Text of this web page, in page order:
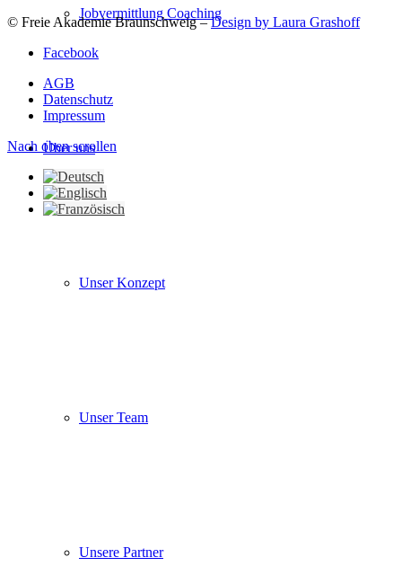
Jobvermittlung Coaching
Über uns
Unser Konzept
Unser Team
Unsere Partner
© Freie Akademie Braunschweig –Design by Laura Grashoff
Facebook
AGB
Datenschutz
Impressum
Nach oben scrollen